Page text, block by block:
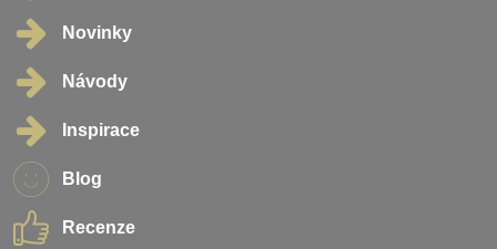
Novinky
Návody
Inspirace
Blog
Recenze